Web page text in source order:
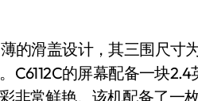
的滑盖设计，其三围尺寸
C6112C的屏幕配备一块
非常鲜艳。该机配备了一